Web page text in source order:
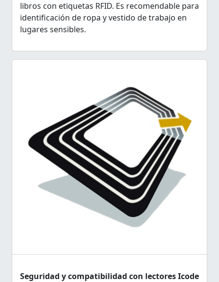
libros con etiquetas RFID. Es recomendable para
identificación de ropa y vestido de trabajo en
lugares sensibles.
Seguridad y compatibilidad con lectores Icode